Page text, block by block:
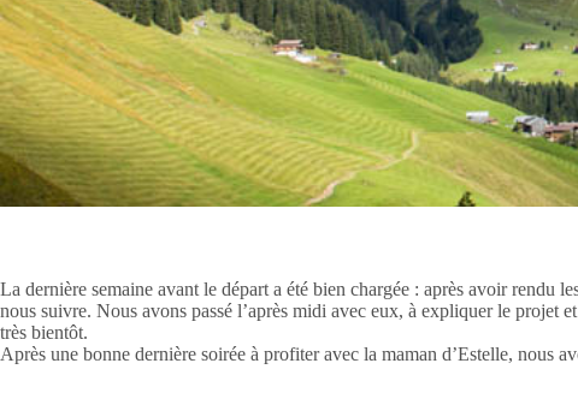
La dernière semaine avant le départ a été bien chargée : après avoir
nous suivre. Nous avons passé l’après midi avec eux, à expliquer le projet
très bientôt.
Après une bonne dernière soirée à profiter avec la maman d’Estelle, nous